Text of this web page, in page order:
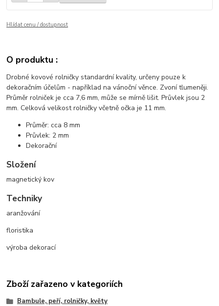
Hlídat cenu / dostupnost
O produktu :
Drobné kovové rolničky standardní kvality, určeny pouze k
dekoračním účelům - například na vánoční věnce. Zvoní tlumeněji.
Průměr rolniček je cca 7,6 mm, může se mírně lišit. Průvlek jsou 2
mm. Celková velikost rolničky včetně očka je 11 mm.
Průměr: cca 8 mm
Průvlek: 2 mm
Dekorační
Složení
magnetický kov
Techniky
aranžování
floristika
výroba dekorací
Zboží zařazeno v kategoriích
Bambule, peří, rolničky, květy